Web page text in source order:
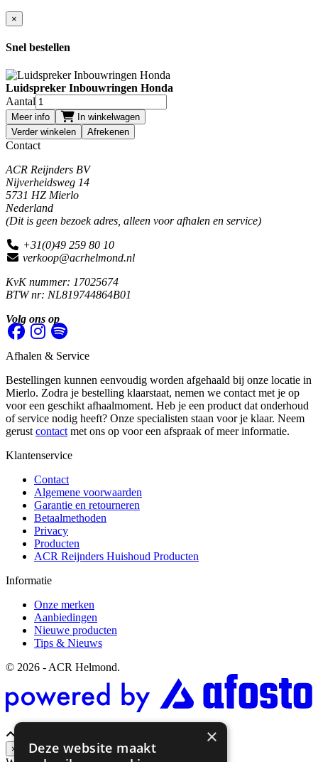
×
Snel bestellen
Luidspreker Inbouwringen Honda
Aantal
Meer info
In winkelwagen
Verder winkelen
Afrekenen
Contact
ACR Reijnders BV
Nijverheidsweg 14
5731 HZ Mierlo
Nederland
(Dit is geen bezoek adres, alleen voor afhalen en service)
+31(0)49 259 80 10
verkoop@acrhelmond.nl
KvK nummer: 17025674
BTW nr: NL819744864B01
Volg ons op
Afhalen & Service
Bestellingen kunnen eenvoudig worden afgehaald bij onze locatie in
Mierlo. Zodra je bestelling klaarstaat, nemen we contact met je op
voor een geschikt afhaalmoment. Heb je een product dat onderhoud
of service nodig heeft? Onze specialisten staan voor je klaar. Neem
gerust contact met ons op voor een afspraak of meer informatie.
Klantenservice
Contact
Algemene voorwaarden
Garantie en retourneren
Betaalmethoden
Privacy
Producten
ACR Reijnders Huishoud Producten
Informatie
Onze merken
Aanbiedingen
Nieuwe producten
Tips & Nieuws
© 2026 - ACR Helmond.
×
×
Deze website maakt